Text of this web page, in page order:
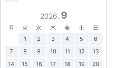
2026. 9
月 火 水 木 金 土
日
1
2 3 4 5
6
7
8 9 10 11 12
13
14
15 16 17 18 19
20